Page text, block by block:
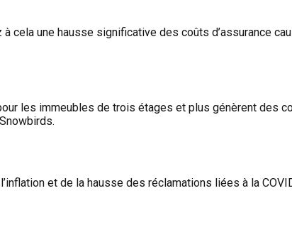
une hausse significative des coûts d’assurance
les immeubles de trois étages et plus génèrent des
et de la hausse des réclamations liées à la